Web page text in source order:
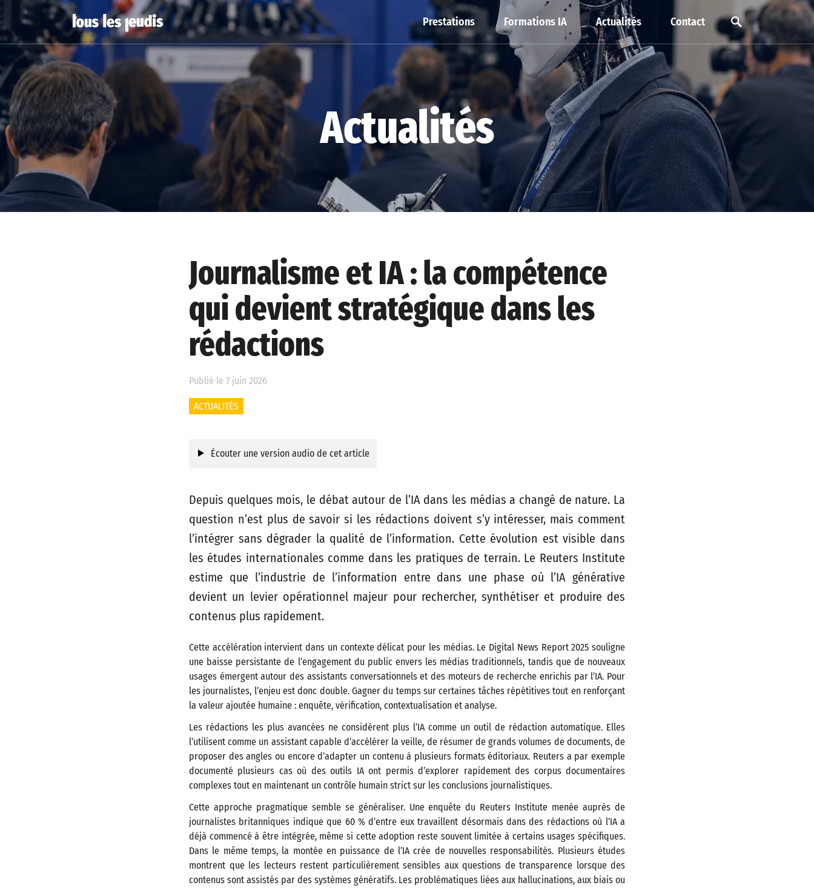
Prestations Formations IA Actualités Contact
Actualités
Journalisme et IA : la compétence
qui devient stratégique dans les
rédactions
Publié le 7 juin 2026
ACTUALITÉS
Écouter une version audio de cet article
Depuis quelques mois, le débat autour de l’IA dans les médias a changé de nature. La
question n’est plus de savoir si les rédactions doivent s’y intéresser, mais comment
l’intégrer sans dégrader la qualité de l’information. Cette évolution est visible dans
les études internationales comme dans les pratiques de terrain. Le Reuters Institute
estime que l’industrie de l’information entre dans une phase où l’IA générative
devient un levier opérationnel majeur pour rechercher, synthétiser et produire des
contenus plus rapidement.
Cette accélération intervient dans un contexte délicat pour les médias. Le Digital News Report 2025 souligne
une baisse persistante de l’engagement du public envers les médias traditionnels, tandis que de nouveaux
usages émergent autour des assistants conversationnels et des moteurs de recherche enrichis par l’IA. Pour
les journalistes, l’enjeu est donc double. Gagner du temps sur certaines tâches répétitives tout en renforçant
la valeur ajoutée humaine : enquête, vérification, contextualisation et analyse.
Les rédactions les plus avancées ne considèrent plus l’IA comme un outil de rédaction automatique. Elles
l’utilisent comme un assistant capable d’accélérer la veille, de résumer de grands volumes de documents, de
proposer des angles ou encore d’adapter un contenu à plusieurs formats éditoriaux. Reuters a par exemple
documenté plusieurs cas où des outils IA ont permis d’explorer rapidement des corpus documentaires
complexes tout en maintenant un contrôle humain strict sur les conclusions journalistiques.
Cette approche pragmatique semble se généraliser. Une enquête du Reuters Institute menée auprès de
journalistes britanniques indique que 60 % d’entre eux travaillent désormais dans des rédactions où l’IA a
déjà commencé à être intégrée, même si cette adoption reste souvent limitée à certains usages spécifiques.
Dans le même temps, la montée en puissance de l’IA crée de nouvelles responsabilités. Plusieurs études
montrent que les lecteurs restent particulièrement sensibles aux questions de transparence lorsque des
contenus sont assistés par des systèmes génératifs. Les problématiques liées aux hallucinations, aux biais ou